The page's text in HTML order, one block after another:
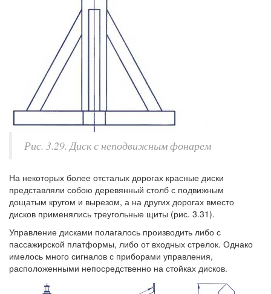
Рис. 3.29. Диск с неподвижным фонарем
На некоторых более отсталых дорогах красные диски
представляли собою деревянный столб с подвижным
дощатым кругом и вырезом, а на других дорогах вместо
дисков применялись треугольные щиты (рис. 3.31).
Управление дисками полагалось производить либо с
пассажирской платформы, либо от входных стрелок. Однако
имелось много сигналов с приборами управления,
расположенными непосредственно на стойках дисков.